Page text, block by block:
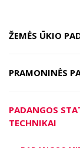
ŽEMĖS ŪKIO
PRAMONINĖS
PADANGOS
TECHNIKAI